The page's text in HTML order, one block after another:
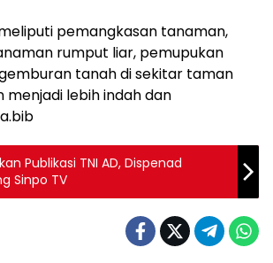
pemangkasan tanaman,
rumput liar, pemupukan
tanah di sekitar taman
menjadi lebih indah dan
Publikasi TNI AD, Dispenad
Sinpo TV